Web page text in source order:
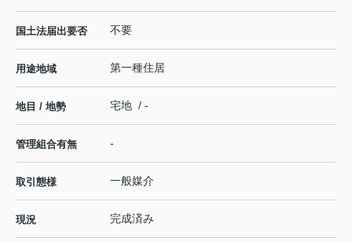
国土法届出要否 不要
用途地域 第一種住居
地目 / 地勢 宅地 / -
管理組合有無 -
取引態様 一般媒介
現況 完成済み